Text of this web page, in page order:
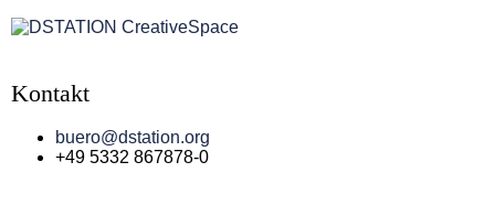
Kontakt
buero@dstation.org
+49 5332 867878-0